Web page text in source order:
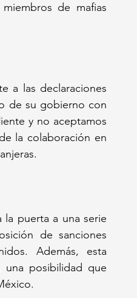
de mafias
a las declaraciones
de su gobierno con
y no aceptamos
la colaboración en
la puerta a una serie
de sanciones
Además, esta
una posibilidad que